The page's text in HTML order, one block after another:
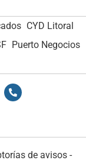
CYD Litoral
Puerto Negocios
de avisos -